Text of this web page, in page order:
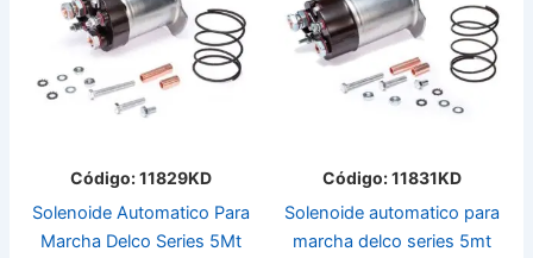
Código: 11829KD
Solenoide Automatico Para
Marcha Delco Series 5Mt
Código: 11831KD
Solenoide automatico para
marcha delco series 5mt